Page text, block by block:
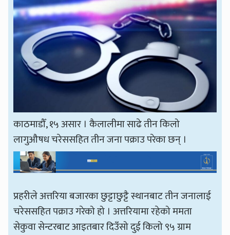
काठमाडौँ, १५ असार । कैलालीमा साढे तीन किलो
लागुऔषध चरेससहित तीन जना पक्राउ परेका छन् ।
प्रहरीले अत्तरिया बजारका छुट्टाछुट्टै स्थानबाट तीन जनालाई
चरेससहित पक्राउ गरेको हो । अत्तरियामा रहेको ममता
सेकुवा सेन्टरबाट आइतबार दिउँसो दुई किलो ९५ ग्राम